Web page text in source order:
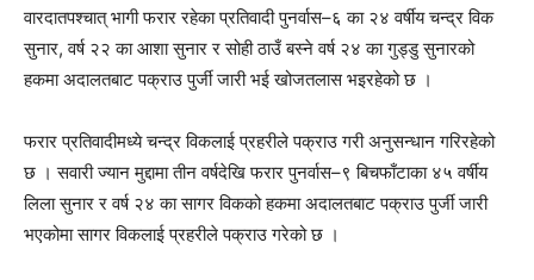
वारदातपश्चात् भागी फरार रहेका प्रतिवादी पुनर्वास–६ का २४ वर्षीय चन्द्र विक
सुनार, वर्ष २२ का आशा सुनार र सोही ठाउँ बस्ने वर्ष २४ का गुड्डु सुनारको
हकमा अदालतबाट पक्राउ पुर्जी जारी भई खोजतलास भइरहेको छ ।
फरार प्रतिवादीमध्ये चन्द्र विकलाई प्रहरीले पक्राउ गरी अनुसन्धान गरिरहेको
छ । सवारी ज्यान मुद्दामा तीन वर्षदेखि फरार पुनर्वास–९ बिचफाँटाका ४५ वर्षीय
लिला सुनार र वर्ष २४ का सागर विकको हकमा अदालतबाट पक्राउ पुर्जी जारी
भएकोमा सागर विकलाई प्रहरीले पक्राउ गरेको छ ।